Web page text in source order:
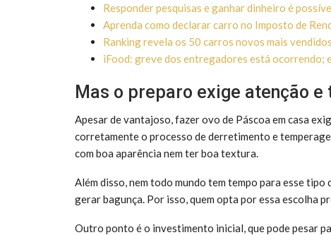
Responder pesquisas e ganhar dinheiro é
Aprenda como declarar carro no Imposto de
Ranking revela os 50 carros novos mais
iFood: greve dos entregadores está ocorrendo;
Mas o preparo exige atenção e
Apesar de vantajoso, fazer ovo de Páscoa em casa
corretamente o processo de derretimento e
com boa aparência nem ter boa textura.
Além disso, nem todo mundo tem tempo para esse
gerar bagunça. Por isso, quem opta por essa escolha
Outro ponto é o investimento inicial, que pode pesar